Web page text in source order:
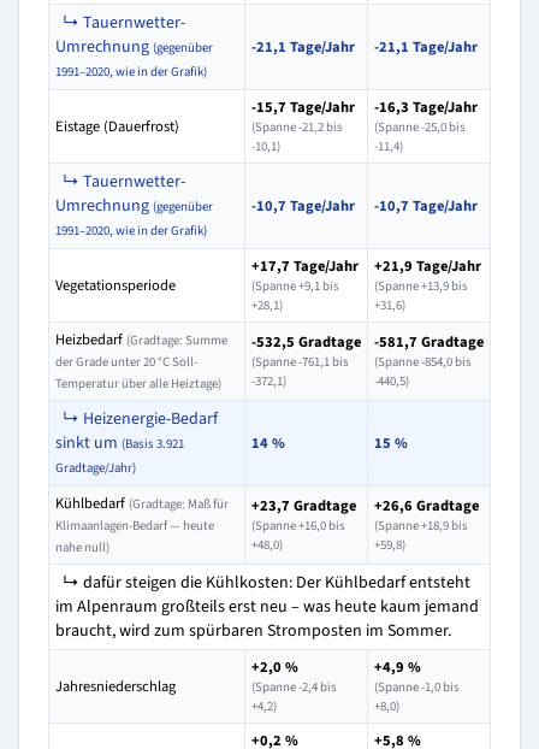
↳ Tauernwetter-
Umrechnung (gegenüber
1991–2020, wie in der Grafik)
-21,1 Tage/Jahr -21,1 Tage/Jahr
Eistage (Dauerfrost)
-15,7 Tage/Jahr
(Spanne -21,2 bis
-10,1)
-16,3 Tage/Jahr
(Spanne -25,0 bis
-11,4)
↳ Tauernwetter-
Umrechnung (gegenüber
1991–2020, wie in der Grafik)
-10,7 Tage/Jahr -10,7 Tage/Jahr
Vegetationsperiode
+17,7 Tage/Jahr
(Spanne +9,1 bis
+28,1)
+21,9 Tage/Jahr
(Spanne +13,9 bis
+31,6)
Heizbedarf (Gradtage: Summe
der Grade unter 20 °C Soll-
Temperatur über alle Heiztage)
-532,5 Gradtage
(Spanne -761,1 bis
-372,1)
-581,7 Gradtage
(Spanne -854,0 bis
-440,5)
↳ Heizenergie-Bedarf
sinkt um (Basis 3.921
Gradtage/Jahr)
14 % 15 %
Kühlbedarf (Gradtage: Maß für
Klimaanlagen-Bedarf — heute
nahe null)
+23,7 Gradtage
(Spanne +16,0 bis
+48,0)
+26,6 Gradtage
(Spanne +18,9 bis
+59,8)
↳ dafür steigen die Kühlkosten: Der Kühlbedarf entsteht
im Alpenraum großteils erst neu – was heute kaum jemand
braucht, wird zum spürbaren Stromposten im Sommer.
Jahresniederschlag
+2,0 %
(Spanne -2,4 bis
+4,2)
+4,9 %
(Spanne -1,0 bis
+8,0)
+0,2 % +5,8 %